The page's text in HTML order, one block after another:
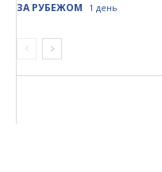
ЗА РУБЕЖОМ 1 день